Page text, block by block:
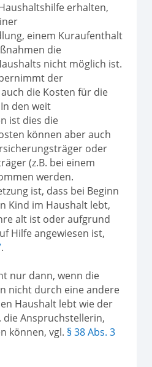
erhalten,
einem Kuraufenthalt
die
nicht möglich ist.
der
die Kosten für die
den weit
ist dies die
können aber auch
oder
(z.B. bei einem
werden.
ist, dass bei Beginn
Kind im Haushalt lebt,
alt ist oder aufgrund
Hilfe angewiesen ist,
.
nur dann, wenn die
nicht durch eine andere
Haushalt lebt wie der
Anspruchstellerin,
können, vgl. § 38 Abs. 3